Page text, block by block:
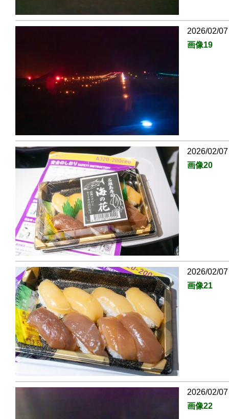
2026/02/
画像19
2026/02/
画像20
2026/02/
画像21
2026/02/
画像22